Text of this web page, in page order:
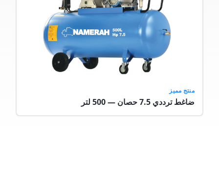
منتج مميز
ضاغط ترددي 7.5 حصان — 500 لتر